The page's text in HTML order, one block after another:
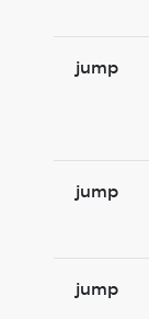
jump
jump
jump